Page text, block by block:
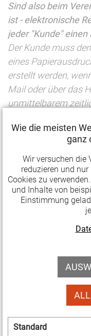
Sind also beim
ist - elektronische
jeder "Kunde"
Der Kunde muss
eines
erstellt werden,
Mail oder über das
unmittelbarem
Versand ist also
Für "offene
elektronischen
einer solchen
allem dann, wenn
Kassen oder eine
Bußgelder gibt es
aber eine
Schätzung des
Vereinen kann das
Wie die meisten
ganz
Wir versuchen die
reduzieren und
Cookies zu
und Inhalte von
Einstimmung
Standard